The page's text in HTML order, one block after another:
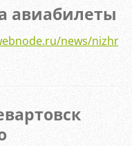
авиабилеты
news/